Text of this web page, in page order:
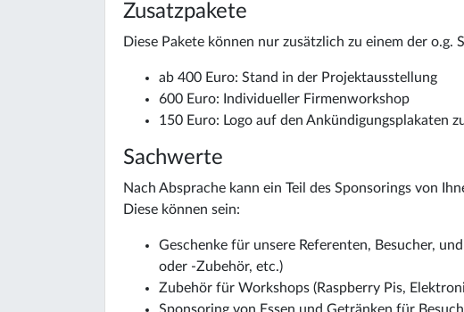
Zusatzpakete
Diese Pakete können nur zusätzlich zu einem der o.g.
ab 400 Euro: Stand in der Projektausstellung
600 Euro: Individueller Firmenworkshop
150 Euro: Logo auf den Ankündigungsplakaten
Sachwerte
Nach Absprache kann ein Teil des Sponsorings von
Diese können sein:
Geschenke für unsere Referenten, Besucher,
oder -Zubehör, etc.)
Zubehör für Workshops (Raspberry Pis,